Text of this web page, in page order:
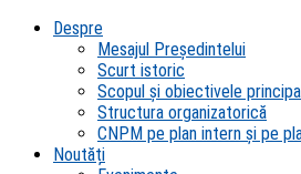
Despre
Mesajul Președintelui
Scurt istoric
Scopul şi obiectivele
Structura organizatorică
CNPM pe plan intern şi pe
Noutăți